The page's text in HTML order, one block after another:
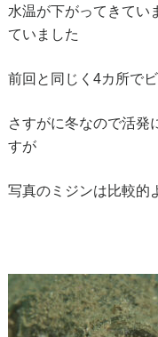
水温が下がってきてい
ていました
前回と同じく4カ所で
さすがに冬なので活発
すが
写真のミジンは比較的